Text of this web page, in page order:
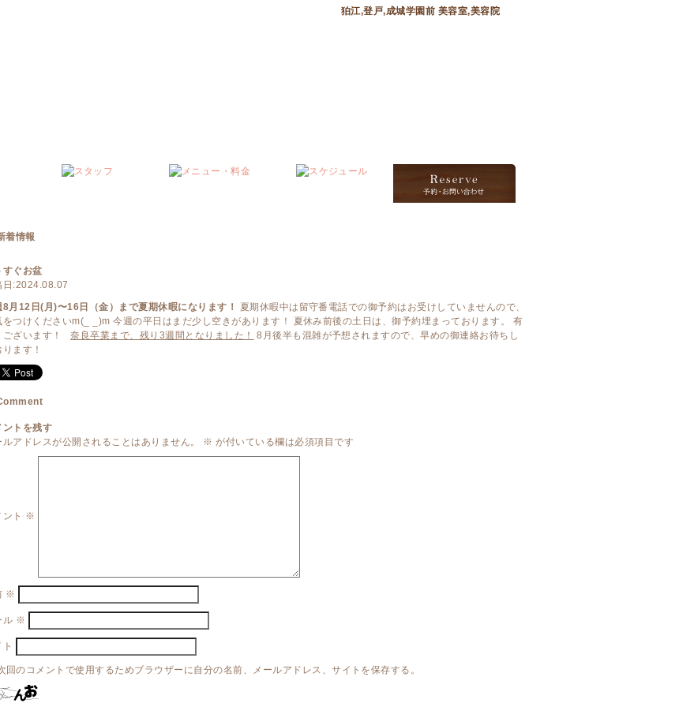
狛江,登戸,成城学園前 美容室,美容院
すぐお盆
日:2024.08.07
8月12日(月)〜16日（金）まで夏期休暇になります！
夏期休暇中は留守番電話での御予約はお受けしていませんので、
をつけくださいm(_ _)m 今週の平日はまだ少し空きがあります！ 夏休み前後の土日は、御予約埋まっております。 有
ございます！奈良卒業まで、残り3週間となりました！
8月後半も混雑が予想されますので、早めの御連絡お待ちし
ります！
ントを残す
ルアドレスが公開されることはありません。
※ が付いている欄は必須項目です
ント ※
※
ル ※
回のコメントで使用するためブラウザーに自分の名前、メールアドレス、サイトを保存する。